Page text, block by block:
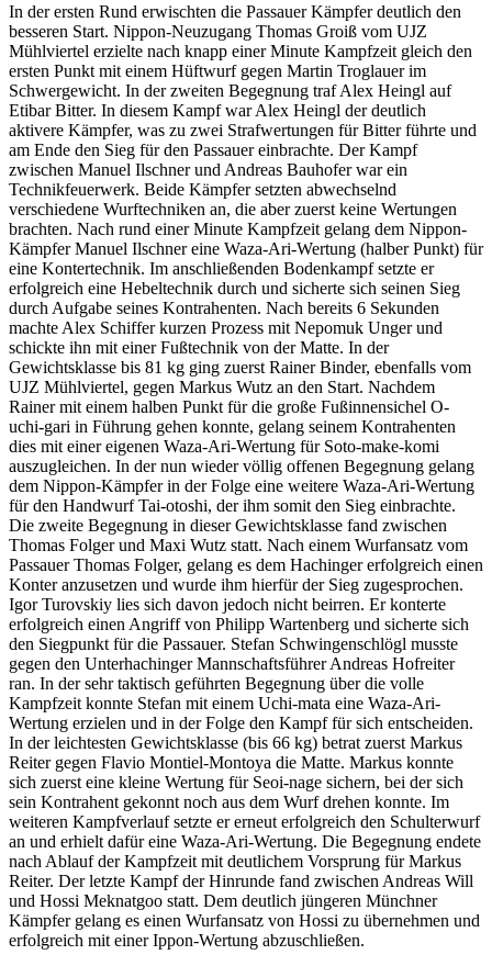
In der ersten Rund erwischten die Passauer Kämpfer deutlich den
besseren Start. Nippon-Neuzugang Thomas Groiß vom UJZ
Mühlviertel erzielte nach knapp einer Minute Kampfzeit gleich den
ersten Punkt mit einem Hüftwurf gegen Martin Troglauer im
Schwergewicht. In der zweiten Begegnung traf Alex Heingl auf
Etibar Bitter. In diesem Kampf war Alex Heingl der deutlich
aktivere Kämpfer, was zu zwei Strafwertungen für Bitter führte und
am Ende den Sieg für den Passauer einbrachte. Der Kampf
zwischen Manuel Ilschner und Andreas Bauhofer war ein
Technikfeuerwerk. Beide Kämpfer setzten abwechselnd
verschiedene Wurftechniken an, die aber zuerst keine Wertungen
brachten. Nach rund einer Minute Kampfzeit gelang dem Nippon-
Kämpfer Manuel Ilschner eine Waza-Ari-Wertung (halber Punkt) für
eine Kontertechnik. Im anschließenden Bodenkampf setzte er
erfolgreich eine Hebeltechnik durch und sicherte sich seinen Sieg
durch Aufgabe seines Kontrahenten. Nach bereits 6 Sekunden
machte Alex Schiffer kurzen Prozess mit Nepomuk Unger und
schickte ihn mit einer Fußtechnik von der Matte. In der
Gewichtsklasse bis 81 kg ging zuerst Rainer Binder, ebenfalls vom
UJZ Mühlviertel, gegen Markus Wutz an den Start. Nachdem
Rainer mit einem halben Punkt für die große Fußinnensichel O-
uchi-gari in Führung gehen konnte, gelang seinem Kontrahenten
dies mit einer eigenen Waza-Ari-Wertung für Soto-make-komi
auszugleichen. In der nun wieder völlig offenen Begegnung gelang
dem Nippon-Kämpfer in der Folge eine weitere Waza-Ari-Wertung
für den Handwurf Tai-otoshi, der ihm somit den Sieg einbrachte.
Die zweite Begegnung in dieser Gewichtsklasse fand zwischen
Thomas Folger und Maxi Wutz statt. Nach einem Wurfansatz vom
Passauer Thomas Folger, gelang es dem Hachinger erfolgreich einen
Konter anzusetzen und wurde ihm hierfür der Sieg zugesprochen.
Igor Turovskiy lies sich davon jedoch nicht beirren. Er konterte
erfolgreich einen Angriff von Philipp Wartenberg und sicherte sich
den Siegpunkt für die Passauer. Stefan Schwingenschlögl musste
gegen den Unterhachinger Mannschaftsführer Andreas Hofreiter
ran. In der sehr taktisch geführten Begegnung über die volle
Kampfzeit konnte Stefan mit einem Uchi-mata eine Waza-Ari-
Wertung erzielen und in der Folge den Kampf für sich entscheiden.
In der leichtesten Gewichtsklasse (bis 66 kg) betrat zuerst Markus
Reiter gegen Flavio Montiel-Montoya die Matte. Markus konnte
sich zuerst eine kleine Wertung für Seoi-nage sichern, bei der sich
sein Kontrahent gekonnt noch aus dem Wurf drehen konnte. Im
weiteren Kampfverlauf setzte er erneut erfolgreich den Schulterwurf
an und erhielt dafür eine Waza-Ari-Wertung. Die Begegnung endete
nach Ablauf der Kampfzeit mit deutlichem Vorsprung für Markus
Reiter. Der letzte Kampf der Hinrunde fand zwischen Andreas Will
und Hossi Meknatgoo statt. Dem deutlich jüngeren Münchner
Kämpfer gelang es einen Wurfansatz von Hossi zu übernehmen und
erfolgreich mit einer Ippon-Wertung abzuschließen.